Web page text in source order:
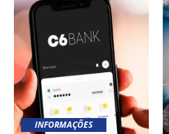
INFORMAÇÕES